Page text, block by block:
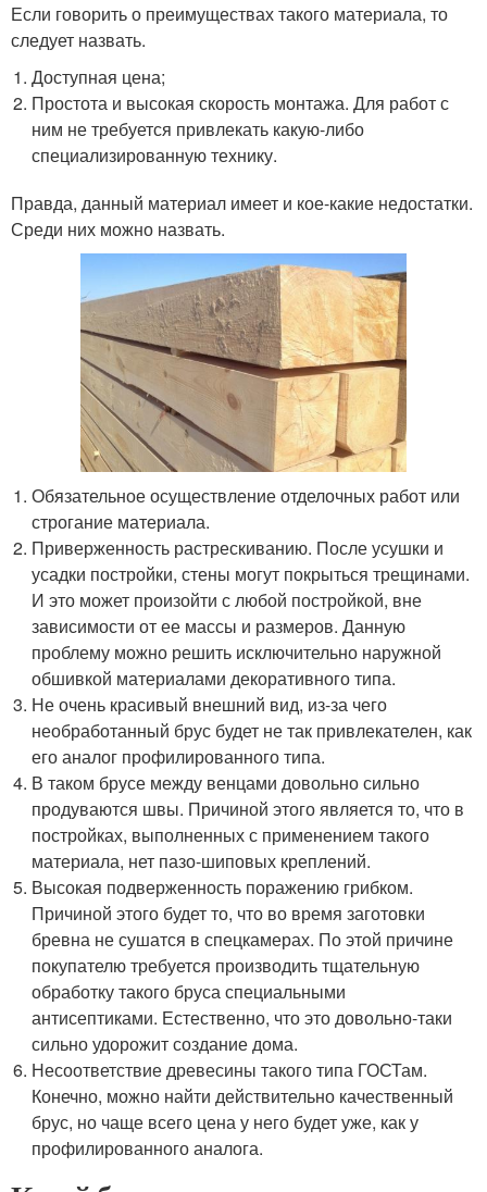
Если говорить о преимуществах такого материала, то
следует назвать.
Доступная цена;
Простота и высокая скорость монтажа. Для работ с
ним не требуется привлекать какую-либо
специализированную технику.
Правда, данный материал имеет и кое-какие недостатки.
Среди них можно назвать.
Обязательное осуществление отделочных работ или
строгание материала.
Приверженность растрескиванию. После усушки и
усадки постройки, стены могут покрыться трещинами.
И это может произойти с любой постройкой, вне
зависимости от ее массы и размеров. Данную
проблему можно решить исключительно наружной
обшивкой материалами декоративного типа.
Не очень красивый внешний вид, из-за чего
необработанный брус будет не так привлекателен, как
его аналог профилированного типа.
В таком брусе между венцами довольно сильно
продуваются швы. Причиной этого является то, что в
постройках, выполненных с применением такого
материала, нет пазо-шиповых креплений.
Высокая подверженность поражению грибком.
Причиной этого будет то, что во время заготовки
бревна не сушатся в спецкамерах. По этой причине
покупателю требуется производить тщательную
обработку такого бруса специальными
антисептиками. Естественно, что это довольно-таки
сильно удорожит создание дома.
Несоответствие древесины такого типа ГОСТам.
Конечно, можно найти действительно качественный
брус, но чаще всего цена у него будет уже, как у
профилированного аналога.